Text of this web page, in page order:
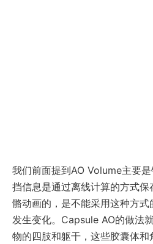
我们前面提到AO Volume主要
挡信息是通过离线计算的方式
骼动画的，是不能采用这种方
发生变化。Capsule AO的做法
物的四肢和躯干，这些胶囊体